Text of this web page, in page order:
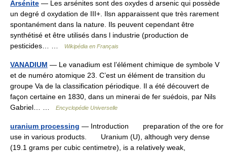
Arsénite — Les arsénites sont des oxydes d arsenic qui possède
un degré d oxydation de III+. Ilsn apparaissent que très rarement
spontanément dans la nature. Ils peuvent cependant être
synthétisé et être utilisés dans l industrie (production de
pesticides… …
Wikipédia en Français
VANADIUM — Le vanadium est l’élément chimique de symbole V
et de numéro atomique 23. C’est un élément de transition du
groupe Va de la classification périodique. Il a été découvert de
façon certaine en 1830, dans un minerai de fer suédois, par Nils
Gabriel… …
Encyclopédie Universelle
uranium processing — Introduction preparation of the ore for
use in various products. Uranium (U), although very dense
(19.1 grams per cubic centimetre), is a relatively weak,